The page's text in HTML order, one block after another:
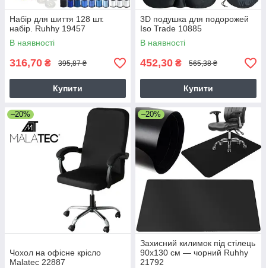
Набір для шиття 128 шт.
набір. Ruhhy 19457
В наявності
316,70 ₴ 395,87 ₴
Купити
3D подушка для подорожей
Iso Trade 10885
В наявності
452,30 ₴ 565,38 ₴
Купити
–20%
Чохол на офісне крісло
Malatec 22887
–20%
Захисний килимок під стілець
90х130 см — чорний Ruhhy
21792